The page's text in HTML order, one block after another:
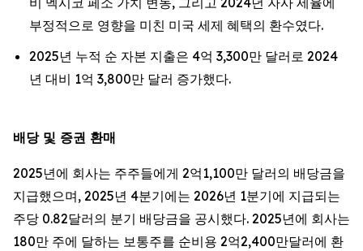
부정적으로 영향을 미친 미국 세제 혜택의 환수였다.
2025년 누적 순 자본 지출은 4억 3,300만 달러로 2024
년 대비 1억 3,800만 달러 증가했다.
배당 및 증권 환매
2025년에 회사는 주주들에게 2억1,100만 달러의 배당금을
지급했으며, 2025년 4분기에는 2026년 1분기에 지급되는
주당 0.82달러의 분기 배당금을 공시했다. 2025년에 회사는
180만 주에 달하는 보통주를 순비용 2억2,400만달러에 환